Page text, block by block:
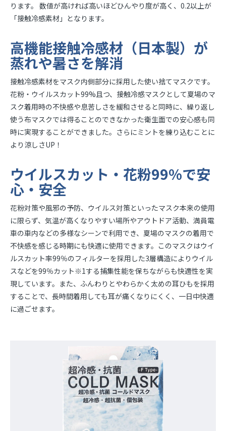
ります。 数値が高ければ高いほどひんやり度が高く、0.2以上が
「接触冷感素材」となります。
高機能接触冷感材（日本製）が
蒸れや暑さを解消
接触冷感素材をマスク内側部分に採用した使い捨てマスクです。
花粉・ウイルスカット99%且つ、接触冷感マスクとして夏場のマ
スク着用時の不快感や息苦しさを緩和させると同時に、繰り返し
使う布マスクでは得ることのできなかった衛生面での安心感も同
時に実現することができました。さらにミントを練り込むことに
より涼しさUP！
ウイルスカット・花粉99%で安
心・安全
花粉対策や風邪の予防、ウイルス対策といったマスク本来の使用
に限らず、気温が高くなりやすい場所やアウトドア活動、満員電
車の車内などの多様なシーンで利用でき、夏場のマスクの着用で
不快感を感じる時期にも快適に使用できます。このマスクはウイ
ルスカット率99％のフィルターを採用した3層構造によりウイル
スなどを99％カット※1する捕集性能を保ちながらも快適性を実
現しています。また、ふんわりとやわらかく太めの耳ひもを採用
することで、長時間着用しても耳が痛くなりにくく、一日中快適
に過ごせます。